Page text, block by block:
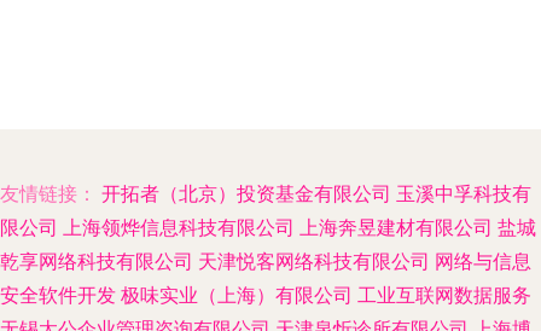
友情链接： 开拓者（北京）投资基金有限公司 玉溪中孚科技有
限公司 上海领烨信息科技有限公司 上海奔昱建材有限公司 盐城
乾享网络科技有限公司 天津悦客网络科技有限公司 网络与信息
安全软件开发 极味实业（上海）有限公司 工业互联网数据服务